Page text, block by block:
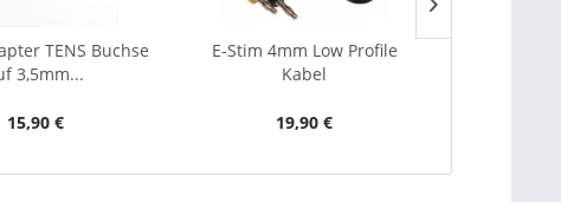
TENS Buchse
3,5mm...
15,90 €
E-Stim 4mm Low Profile
Kabel
19,90 €